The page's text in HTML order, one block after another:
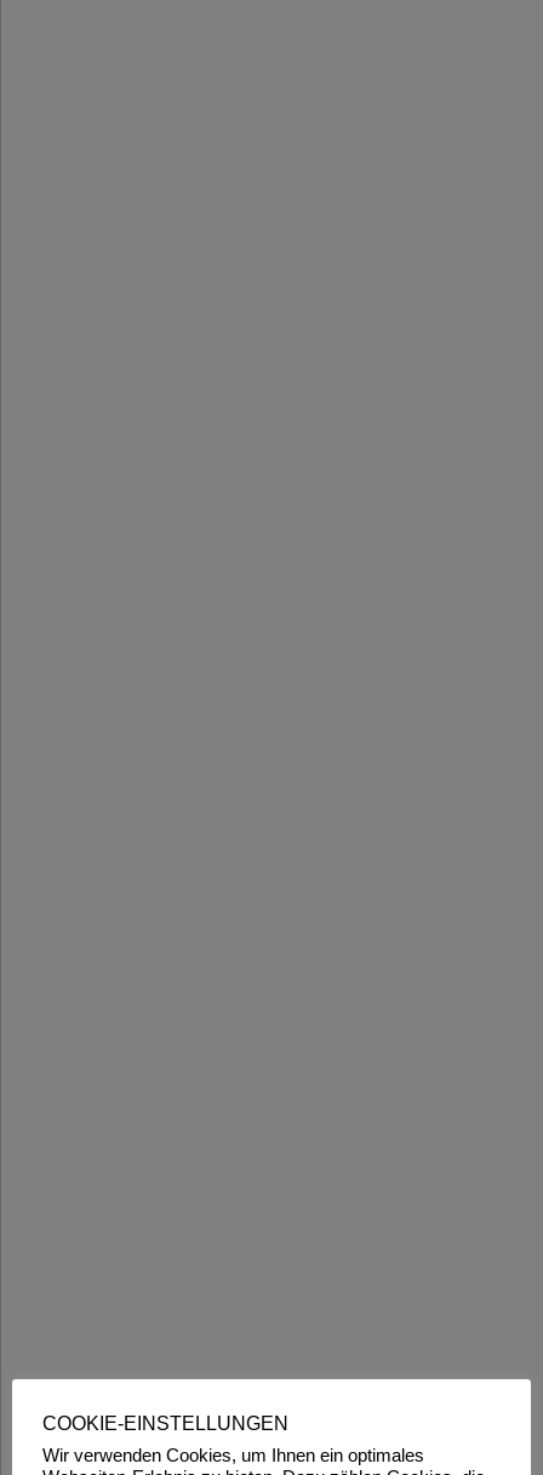
COOKIE-EINSTELLUNGEN
Wir verwenden Cookies, um Ihnen ein optimales